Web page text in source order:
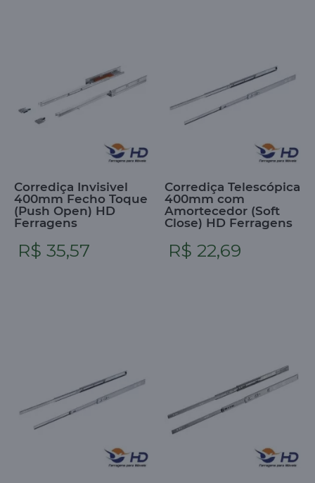
Corrediça Invisivel
400mm Fecho Toque
(Push Open) HD
Ferragens
R$ 35,57
Corrediça Telescópica
400mm com
Amortecedor (Soft
Close) HD Ferragens
R$ 22,69